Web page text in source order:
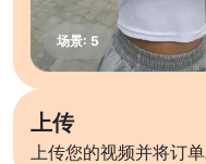
上传
上传您的视频并将订